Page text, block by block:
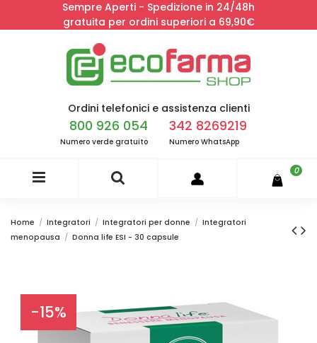
Sempre Aperti - Spedizione in 24/48h
gratuita per ordini superiori a 69,90€
Ordini telefonici e assistenza clienti
800 926 054
Numero verde gratuito
342 8269219
Numero WhatsApp
0
Home Integratori Integratori per donne
Integratori
menopausa
Donna life ESI - 30 capsule
-15%